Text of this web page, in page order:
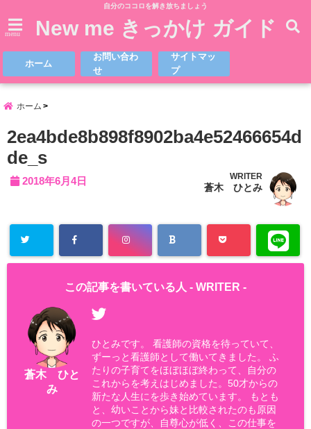
自分のココロを解き放ちましょう
menu New me きっかけ ガイド
ホーム
お問い合わ
せ
サイトマッ
プ
ホーム
2ea4bde8b898f8902ba4e52466654d
de_s
2018年6月4日 WRITER
蒼木 ひとみ
この記事を書いている人 - WRITER -
蒼木 ひと
み
ひとみです。 看護師の資格を待っていて、
ずーっと看護師として働いてきました。 ふ
たりの子育てをほぼほぼ終わって、自分の
これからを考えはじめました。50才からの
新たな人生にを歩き始めています。 もとも
と、幼いことから妹と比較されたのも原因
の一つですが、自尊心が低く、この仕事を